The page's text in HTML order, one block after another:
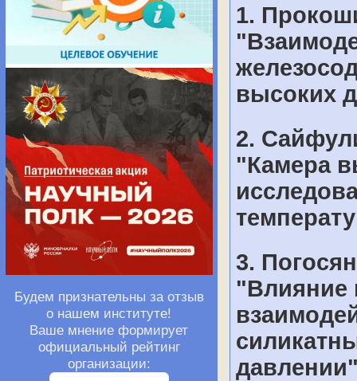
Будем признательны за отзыв
о нашем институте!
Ваше мнение формирует
официальный рейтинг
организации:
1.
высоких
2.
"Камера
3.
"Влияние